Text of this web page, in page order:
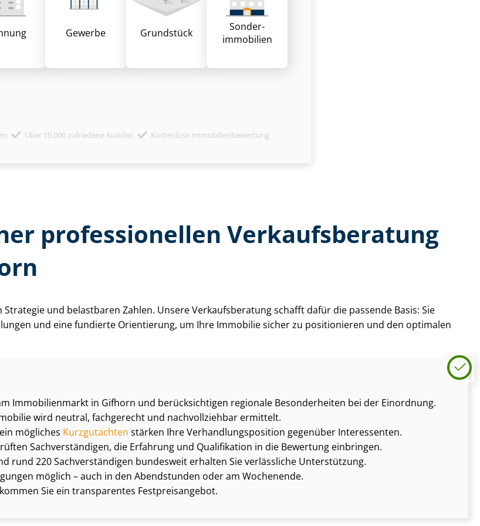
Gewerbe Grund­stück
Sonder­
immobilien
Über 10.000 zufriedene Kunden Kostenlose Immobilienbewertung
professionellen Ver­kaufs­be­ra­tung
und belastbaren Zahlen. Unsere Ver­kaufs­be­ra­tung schafft dafür die passende Basis: Sie
und eine fundierte Orientierung, um Ihre Immobilie sicher zu positionieren und den optimalen
Immobilienmarkt in Gifhorn und berücksichtigen regionale Besonderheiten bei der Einordnung.
wird neutral, fachgerecht und nachvollziehbar ermittelt.
mögliches Kurzgutachten stärken Ihre Ver­hand­lungs­po­si­ti­on gegenüber Interessenten.
Sach­ver­stän­di­gen, die Erfahrung und Qualifikation in die Bewertung einbringen.
rund 220 Sach­ver­stän­di­gen bundesweit erhalten Sie verlässliche Unterstützung.
möglich – auch in den Abendstunden oder am Wochenende.
Sie ein transparentes Fest­preis­an­ge­bot.